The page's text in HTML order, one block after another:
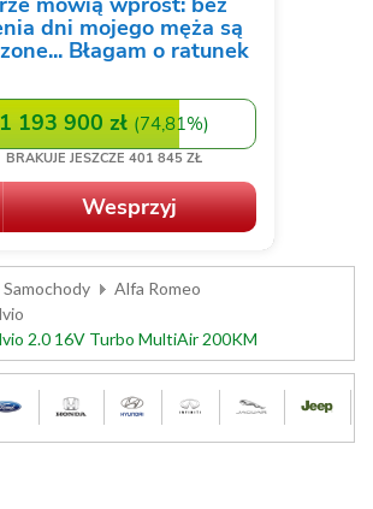
Samochody
Alfa Romeo
2.0 16V Turbo MultiAir 200KM